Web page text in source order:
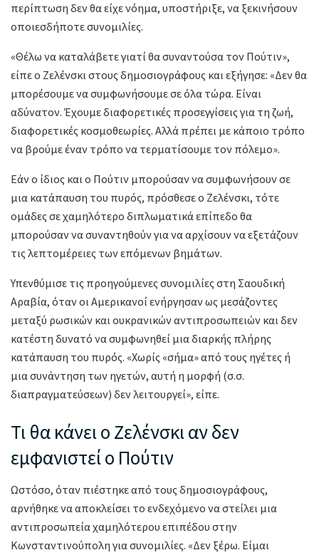
περίπτωση δεν θα είχε νόημα, υποστήριξε, να ξεκινήσουν
οποιεσδήποτε συνομιλίες.
«Θέλω να καταλάβετε γιατί θα συναντούσα τον Πούτιν»,
είπε ο Ζελένσκι στους δημοσιογράφους και εξήγησε: «Δεν θα
μπορέσουμε να συμφωνήσουμε σε όλα τώρα. Είναι
αδύνατον. Έχουμε διαφορετικές προσεγγίσεις για τη ζωή,
διαφορετικές κοσμοθεωρίες. Αλλά πρέπει με κάποιο τρόπο
να βρούμε έναν τρόπο να τερματίσουμε τον πόλεμο».
Εάν ο ίδιος και ο Πούτιν μπορούσαν να συμφωνήσουν σε
μια κατάπαυση του πυρός, πρόσθεσε ο Ζελένσκι, τότε
ομάδες σε χαμηλότερο διπλωματικά επίπεδο θα
μπορούσαν να συναντηθούν για να αρχίσουν να εξετάζουν
τις λεπτομέρειες των επόμενων βημάτων.
Υπενθύμισε τις προηγούμενες συνομιλίες στη Σαουδική
Αραβία, όταν οι Αμερικανοί ενήργησαν ως μεσάζοντες
μεταξύ ρωσικών και ουκρανικών αντιπροσωπειών και δεν
κατέστη δυνατό να συμφωνηθεί μια διαρκής πλήρης
κατάπαυση του πυρός. «Χωρίς «σήμα» από τους ηγέτες ή
μια συνάντηση των ηγετών, αυτή η μορφή (σ.σ.
διαπραγματεύσεων) δεν λειτουργεί», είπε.
Τι θα κάνει ο Ζελένσκι αν δεν
εμφανιστεί ο Πούτιν
Ωστόσο, όταν πιέστηκε από τους δημοσιογράφους,
αρνήθηκε να αποκλείσει το ενδεχόμενο να στείλει μια
αντιπροσωπεία χαμηλότερου επιπέδου στην
Κωνσταντινούπολη για συνομιλίες. «Δεν ξέρω. Είμαι